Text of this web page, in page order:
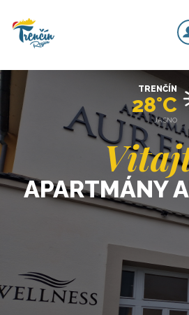
APARTMÁNY
TRENČÍN
28°C
JASNO